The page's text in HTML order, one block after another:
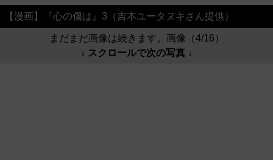
【漫画】『心の傷は』3（吉本ユータヌキさん提供）
まだまだ画像は続きます。画像（4/16）
↓ スクロールで次の写真 ↓